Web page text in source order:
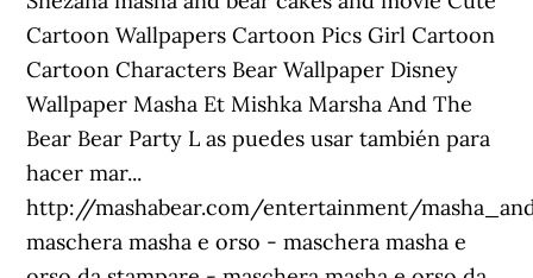
Cartoon Wallpapers Cartoon Pics Girl Cartoon
Cartoon Characters Bear Wallpaper Disney
Wallpaper Masha Et Mishka Marsha And The
Bear Bear Party L as puedes usar también para
hacer mar...
http://mashabear.com/entertainment/
maschera masha e orso - maschera masha e